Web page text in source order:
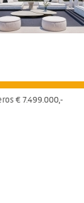
€ 7.499.000,-